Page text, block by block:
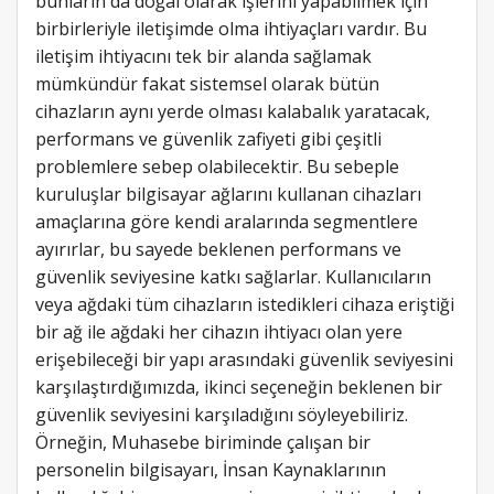
birbirleriyle iletişimde olma ihtiyaçları vardır. Bu
iletişim ihtiyacını tek bir alanda sağlamak
mümkündür fakat sistemsel olarak bütün
cihazların aynı yerde olması kalabalık yaratacak,
performans ve güvenlik zafiyeti gibi çeşitli
problemlere sebep olabilecektir. Bu sebeple
kuruluşlar bilgisayar ağlarını kullanan cihazları
amaçlarına göre kendi aralarında segmentlere
ayırırlar, bu sayede beklenen performans ve
güvenlik seviyesine katkı sağlarlar. Kullanıcıların
veya ağdaki tüm cihazların istedikleri cihaza eriştiği
bir ağ ile ağdaki her cihazın ihtiyacı olan yere
erişebileceği bir yapı arasındaki güvenlik seviyesini
karşılaştırdığımızda, ikinci seçeneğin beklenen bir
güvenlik seviyesini karşıladığını söyleyebiliriz.
Örneğin, Muhasebe biriminde çalışan bir
personelin bilgisayarı, İnsan Kaynaklarının